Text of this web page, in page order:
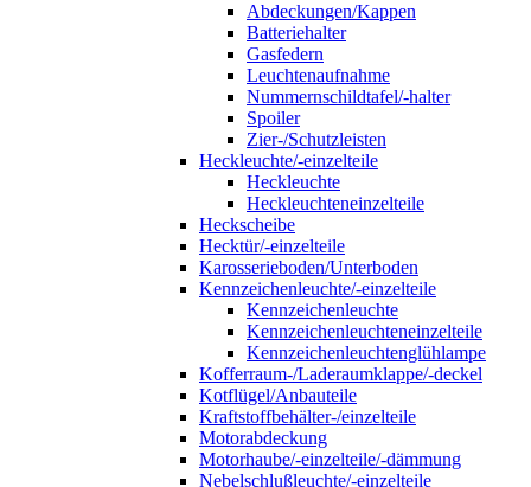
Abdeckungen/Kappen
Batteriehalter
Gasfedern
Leuchtenaufnahme
Nummernschildtafel/-halter
Spoiler
Zier-/Schutzleisten
Heckleuchte/-einzelteile
Heckleuchte
Heckleuchteneinzelteile
Heckscheibe
Hecktür/-einzelteile
Karosserieboden/Unterboden
Kennzeichenleuchte/-einzelteile
Kennzeichenleuchte
Kennzeichenleuchteneinzelteile
Kennzeichenleuchtenglühlampe
Kofferraum-/Laderaumklappe/-deckel
Kotflügel/Anbauteile
Kraftstoffbehälter-/einzelteile
Motorabdeckung
Motorhaube/-einzelteile/-dämmung
Nebelschlußleuchte/-einzelteile